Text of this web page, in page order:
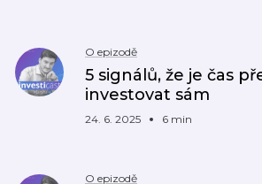
O epizodě
5 signálů, že je čas
investovat sám
24. 6. 2025 6 min
O epizodě